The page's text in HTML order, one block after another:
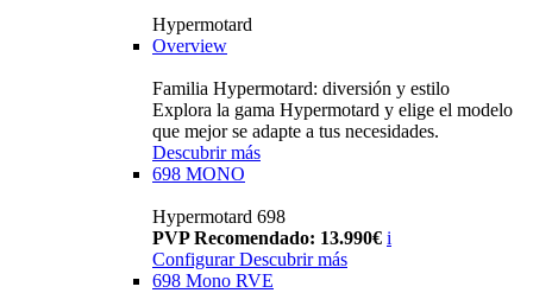
Hypermotard
Overview
Familia Hypermotard: diversión y estilo
Explora la gama Hypermotard y elige el modelo
que mejor se adapte a tus necesidades.
Descubrir más
698 MONO
Hypermotard 698
PVP Recomendado: 13.990€ i
ConfigurarDescubrir más
698 Mono RVE